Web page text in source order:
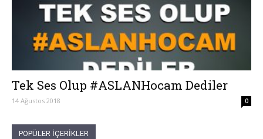
Tek Ses Olup #ASLANHocam Dediler
14 Ağustos 2018 0
POPÜLER İÇERİKLER